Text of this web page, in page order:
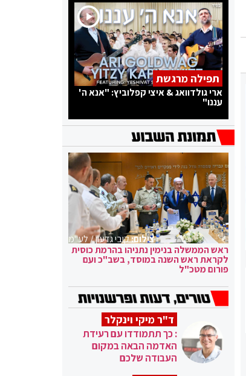
תפילה מרגשת
ארי גולדוואג & איצי קפלוביץ: "אנא ה'
עננו"
צילום:קובי גדעון / לע"מ
ראש הממשלה בנימין נתניהו בהרמת כוסית
לקראת ראש השנה במוסד, בשב"כ ועם
פורום מטכ"ל
ד"ר מיקי וינקלר
: כך תתמודדו עם רעידת
האדמה הבאה במקום
העבודה שלכם